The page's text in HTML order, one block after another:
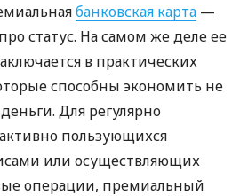
банковская карта —
статус. На самом же деле ее
в практических
способны экономить не
Для регулярно
пользующихся
или осуществляющих
операции, премиальный